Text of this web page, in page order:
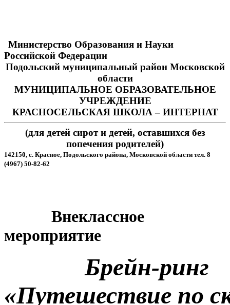
Министерство Образования и Науки
Российской Федерации
Подольский муниципальный район Московской
области
МУНИЦИПАЛЬНОЕ ОБРАЗОВАТЕЛЬНОЕ
УЧРЕЖДЕНИЕ
КРАСНОСЕЛЬСКАЯ ШКОЛА – ИНТЕРНАТ
(для детей сирот и детей, оставшихся без
попечения родителей)
142150, с. Красное, Подольского района, Московской области тел. 8
(4967) 50-82-62
Внеклассное
мероприятие
Брейн-ринг
«Путешествие по